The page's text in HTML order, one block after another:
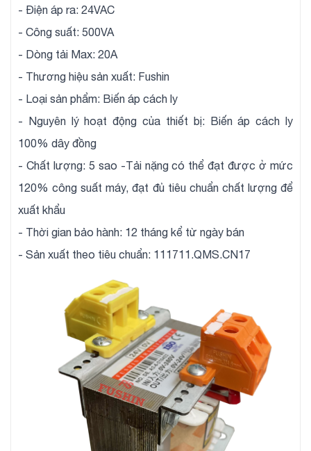
- Điện áp ra: 24VAC
- Công suất: 500VA
- Dòng tải Max: 20A
- Thương hiệu sản xuất: Fushin
- Loại sản phẩm: Biến áp cách ly
- Nguyên lý hoạt động của thiết bị: Biến áp cách ly
100% dây đồng
- Chất lượng: 5 sao -Tải nặng có thể đạt được ở mức
120% công suất máy, đạt đủ tiêu chuẩn chất lượng để
xuất khẩu
- Thời gian bảo hành: 12 tháng kể từ ngày bán
- Sản xuất theo tiêu chuẩn: 111711.QMS.CN17